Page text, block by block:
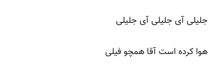
جلیلی آی جلیلی آی جلیلی
هوا کرده است آقا همچو فیلی